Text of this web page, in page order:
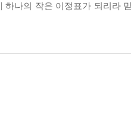
하나의 작은 이정표가 되리라